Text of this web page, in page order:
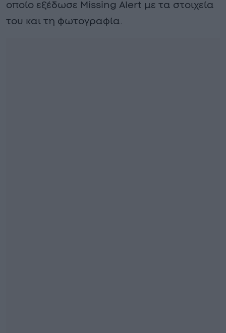
οποίο εξέδωσε Missing Alert με τα στοιχεία
του και τη φωτογραφία.